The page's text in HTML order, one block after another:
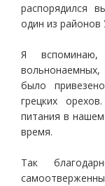
распорядился
один из районов
Я
было
грецких
питания в
время.
Так